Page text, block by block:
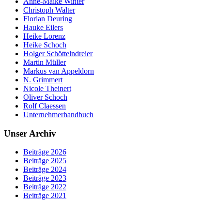
Christoph Walter
Florian Deuring
Hauke Eilers
Heike Lorenz
Heike Schoch
Holger Schöttelndreier
Martin Müller
Markus van Appeldorn
N. Grimmert
Nicole Theinert
Oliver Schoch
Rolf Claessen
Unternehmerhandbuch
Unser Archiv
Beiträge 2026
Beiträge 2025
Beiträge 2024
Beiträge 2023
Beiträge 2022
Beiträge 2021